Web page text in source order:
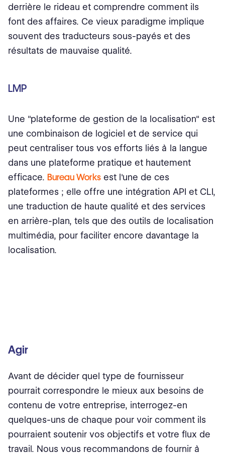
derrière le rideau et comprendre comment ils
font des affaires. Ce vieux paradigme implique
souvent des traducteurs sous-payés et des
résultats de mauvaise qualité.
LMP
Une "plateforme de gestion de la localisation" est
une combinaison de logiciel et de service qui
peut centraliser tous vos efforts liés à la langue
dans une plateforme pratique et hautement
efficace. Bureau Works est l'une de ces
plateformes ; elle offre une intégration API et CLI,
une traduction de haute qualité et des services
en arrière-plan, tels que des outils de localisation
multimédia, pour faciliter encore davantage la
localisation.
Agir
Avant de décider quel type de fournisseur
pourrait correspondre le mieux aux besoins de
contenu de votre entreprise, interrogez-en
quelques-uns de chaque pour voir comment ils
pourraient soutenir vos objectifs et votre flux de
travail. Nous vous recommandons de fournir à